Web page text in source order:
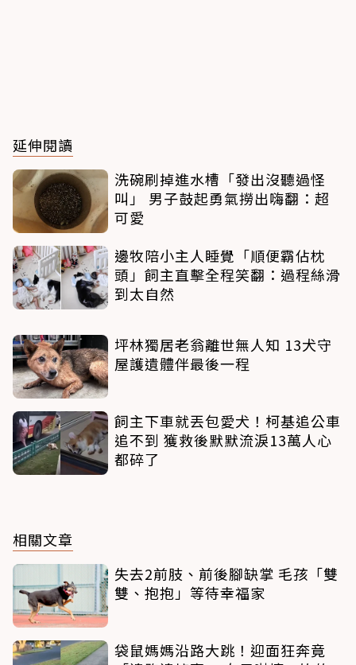
延伸閱讀
洗碗刷掉進水槽「發出沒聽過怪
叫」 男子鼓起勇氣撈出嗨翻：超
可愛
邊牧陪小主人睡覺「順便霸佔枕
頭」飼主直擊全程笑翻：過程絲滑
到太自然
坪林獨居老翁離世無人知 13犬守
屋護遺體伴最後一程
飼主下車就丟包愛犬！柯基追公車
追不到 獲救後默默流淚13萬人心
都碎了
相關文章
失去2前肢、前後腳缺掌 毛孩「雙
雙、抱抱」等待幸福家
袋鼠媽媽沿路大跳！迎面狂奔竟